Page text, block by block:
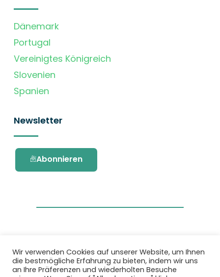
Dänemark
Portugal
Vereinigtes Königreich
Slovenien
Spanien
Newsletter
Abonnieren
Dieses Projekt wurde durch das Forschungs-
und Innovationsprogramm Horizon 2020 der
Wir verwenden Cookies auf unserer Website, um Ihnen
die bestmögliche Erfahrung zu bieten, indem wir uns
an Ihre Präferenzen und wiederholten Besuche